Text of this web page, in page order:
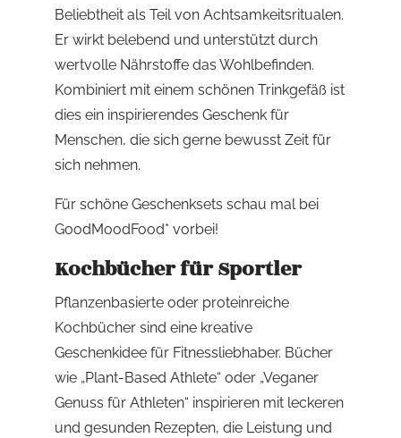
Beliebtheit als Teil von Achtsamkeitsritualen.
Er wirkt belebend und unterstützt durch
wertvolle Nährstoffe das Wohlbefinden.
Kombiniert mit einem schönen Trinkgefäß ist
dies ein inspirierendes Geschenk für
Menschen, die sich gerne bewusst Zeit für
sich nehmen.
Für schöne Geschenksets schau mal bei
GoodMoodFood* vorbei!
Kochbücher für Sportler
Pflanzenbasierte oder proteinreiche
Kochbücher sind eine kreative
Geschenkidee für Fitnessliebhaber. Bücher
wie „Plant-Based Athlete“ oder „Veganer
Genuss für Athleten“ inspirieren mit leckeren
und gesunden Rezepten, die Leistung und